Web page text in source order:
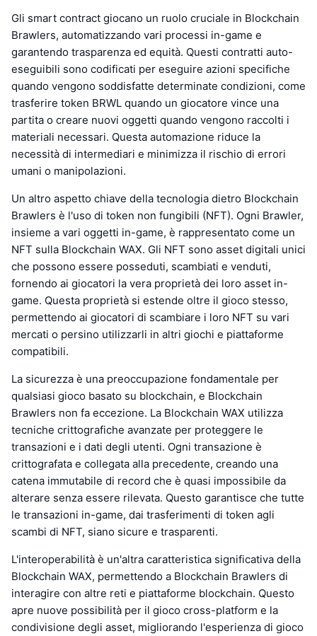
Gli smart contract giocano un ruolo cruciale in Blockchain
Brawlers, automatizzando vari processi in-game e
garantendo trasparenza ed equità. Questi contratti auto-
eseguibili sono codificati per eseguire azioni specifiche
quando vengono soddisfatte determinate condizioni, come
trasferire token BRWL quando un giocatore vince una
partita o creare nuovi oggetti quando vengono raccolti i
materiali necessari. Questa automazione riduce la
necessità di intermediari e minimizza il rischio di errori
umani o manipolazioni.
Un altro aspetto chiave della tecnologia dietro Blockchain
Brawlers è l'uso di token non fungibili (NFT). Ogni Brawler,
insieme a vari oggetti in-game, è rappresentato come un
NFT sulla Blockchain WAX. Gli NFT sono asset digitali unici
che possono essere posseduti, scambiati e venduti,
fornendo ai giocatori la vera proprietà dei loro asset in-
game. Questa proprietà si estende oltre il gioco stesso,
permettendo ai giocatori di scambiare i loro NFT su vari
mercati o persino utilizzarli in altri giochi e piattaforme
compatibili.
La sicurezza è una preoccupazione fondamentale per
qualsiasi gioco basato su blockchain, e Blockchain
Brawlers non fa eccezione. La Blockchain WAX utilizza
tecniche crittografiche avanzate per proteggere le
transazioni e i dati degli utenti. Ogni transazione è
crittografata e collegata alla precedente, creando una
catena immutabile di record che è quasi impossibile da
alterare senza essere rilevata. Questo garantisce che tutte
le transazioni in-game, dai trasferimenti di token agli
scambi di NFT, siano sicure e trasparenti.
L'interoperabilità è un'altra caratteristica significativa della
Blockchain WAX, permettendo a Blockchain Brawlers di
interagire con altre reti e piattaforme blockchain. Questo
apre nuove possibilità per il gioco cross-platform e la
condivisione degli asset, migliorando l'esperienza di gioco